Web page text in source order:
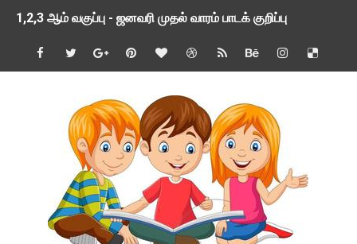
1,2,3 ஆம் வகுப்பு - ஜனவரி முதல் வாரம் பாடக் குறிப்பு
TNSED SCHOOLS APP UPDATED NEW VERSION
1,2,3 ஆம் வகுப்பிற்கான 3 ஆம் பருவ ( 2024 - 2025 )
1 முதல் 5 ஆம் வகுப்பு இரண்டாம் பருவத் தொகுத்தறி
பள்ளிக்கல்வித்துறை - அனைத்து வகை ஆசிரியர் மற்றும்
மணற்கேணி செயலி பயன்பாடு- SMC கூட்டங்கள் -